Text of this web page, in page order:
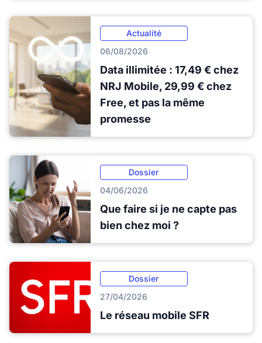
Actualité
06/08/2026
Data illimitée : 17,49 € chez
NRJ Mobile, 29,99 € chez
Free, et pas la même
promesse
Dossier
04/06/2026
Que faire si je ne capte pas
bien chez moi ?
Dossier
27/04/2026
Le réseau mobile SFR